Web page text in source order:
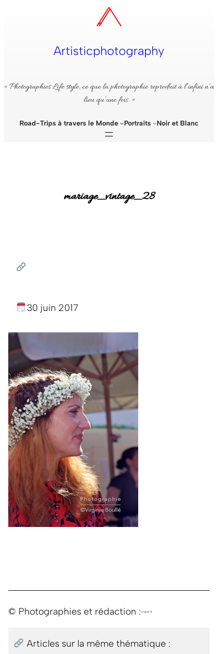
Artisticphotography
« Photographies Life style, ce que la photographie reproduit à l’infini n’a
lieu qu’une fois. »
Road-Trips à travers le Monde Portraits Noir et Blanc
mariage_vintage_28
30 juin 2017
© Photographies et rédaction :Virginie B.
Articles sur la même thématique :